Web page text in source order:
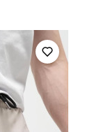
україна